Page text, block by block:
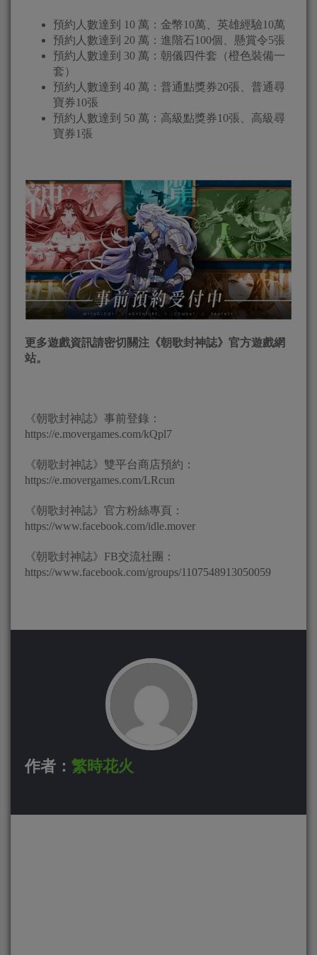
預約人數達到 10 萬：金幣10萬、英雄經驗10萬
預約人數達到 20 萬：進階石100個、懸賞令5張
預約人數達到 30 萬：朝儀四件套（橙色裝備一
套）
預約人數達到 40 萬：普通點獎券20張、普通尋
寶券10張
預約人數達到 50 萬：高級點獎券10張、高級尋
寶券1張
更多遊戲資訊請密切關注《朝歌封神誌》官方遊戲網
站。
《朝歌封神誌》事前登錄：
https://e.movergames.com/kQpl7
《朝歌封神誌》雙平台商店預約：
https://e.movergames.com/LRcun
《朝歌封神誌》官方粉絲專頁：
https://www.facebook.com/idle.mover
《朝歌封神誌》FB交流社團：
https://www.facebook.com/groups/1107548913050059
作者： 繁時花火